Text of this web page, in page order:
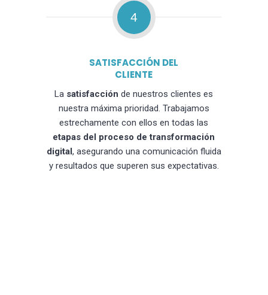
4
SATISFACCIÓN DEL
CLIENTE
La satisfacción de nuestros clientes es
nuestra máxima prioridad. Trabajamos
estrechamente con ellos en todas las
etapas del proceso de transformación
digital, asegurando una comunicación fluida
y resultados que superen sus expectativas.